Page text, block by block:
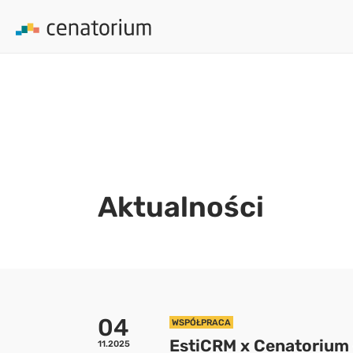
Aktualności
04
11.2025
WSPÓŁPRACA
EstiCRM x